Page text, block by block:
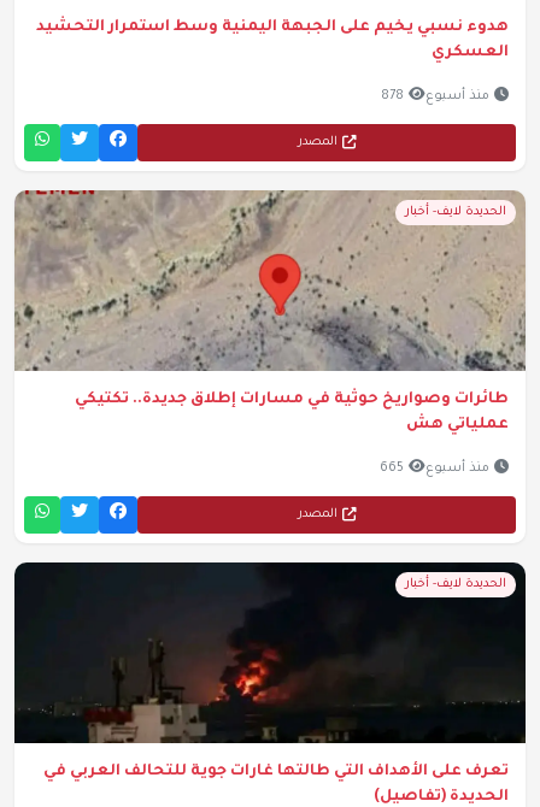
هدوء نسبي يخيم على الجبهة اليمنية وسط استمرار التحشيد
العسكري
منذ أسبوع 878
المصدر
الحديدة لايف- أخبار
طائرات وصواريخ حوثية في مسارات إطلاق جديدة.. تكتيكي
عملياتي هش
منذ أسبوع 665
المصدر
الحديدة لايف- أخبار
تعرف على الأهداف التي طالتها غارات جوية للتحالف العربي في
الحديدة (تفاصيل)